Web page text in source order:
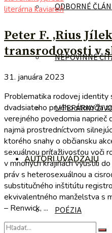
ODBORNÉ
NEPOVINNÉ
LITERÁRNY
AUTORI UVÁDZAJÚ
POÉZIA
literárna kaviareň
Peter F. ‚Rius
transrodovosti v
31. januára 2023
Problematika rodovej identity
dvadsiateho prvého storočia
verejného povedomia naprieč
najmä prostredníctvom
ktorého snahy o občiansku
sexuálnou príťažlivosťou voči
v mnohých krajinách vyústili
práv s heterosexuálnou a
substitučného inštitútu
ekvivalentného manželstva s
– Renwick, ...